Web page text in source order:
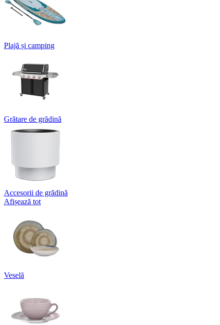
Plajă și camping
Grătare de grădină
Accesorii de grădină
Afișează tot
Veselă